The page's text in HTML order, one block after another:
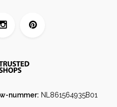
nummer: NL861564935B01